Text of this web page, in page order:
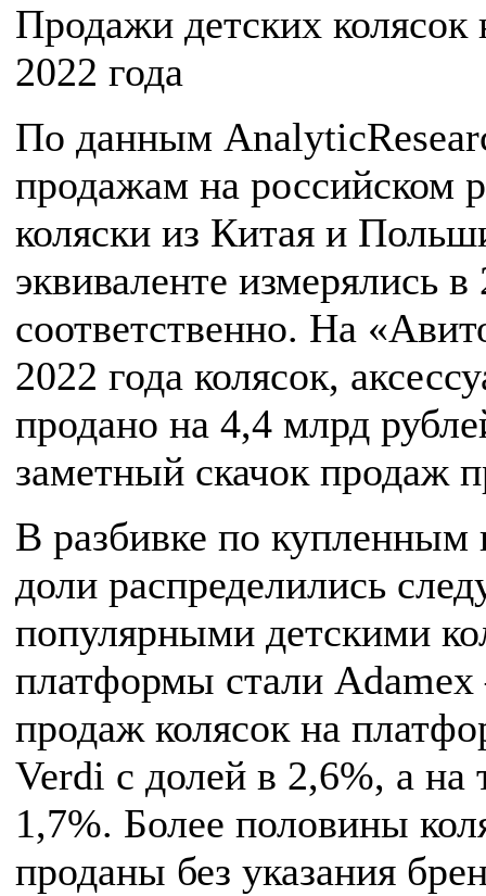
Продажи детских
2022 года
По данным
продажам на российском
коляски из Китая и
эквиваленте измерялись
соответственно. На
2022 года колясок,
продано на 4,4 млрд
заметный скачок продаж
В разбивке по купленным
доли распределились
популярными детскими
платформы стали
продаж колясок на
Verdi с долей в 2,6%, а
1,7%. Более половины
проданы без указания